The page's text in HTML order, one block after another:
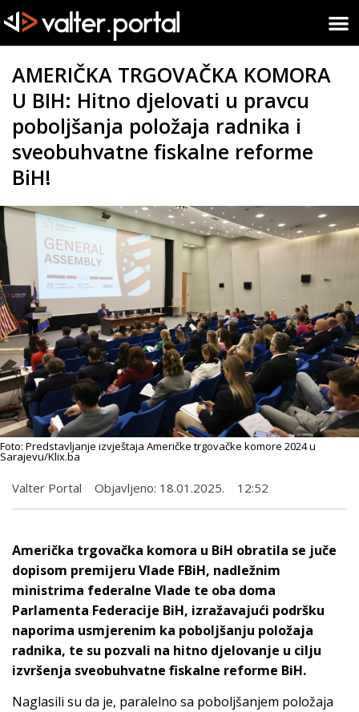
AMERIČKA TRGOVAČKA KOMORA
U BIH: Hitno djelovati u pravcu
poboljšanja položaja radnika i
sveobuhvatne fiskalne reforme
BiH!
Foto: Predstavljanje izvještaja Američke trgovačke komore 2024 u
Sarajevu/Klix.ba
Valter Portal Objavljeno: 18.01.2025. 12:52
Američka trgovačka komora u BiH obratila se juče
dopisom premijeru Vlade FBiH, nadležnim
ministrima federalne Vlade te oba doma
Parlamenta Federacije BiH, izražavajući podršku
naporima usmjerenim ka poboljšanju položaja
radnika, te su pozvali na hitno djelovanje u cilju
izvršenja sveobuhvatne fiskalne reforme BiH.
Naglasili su da je, paralelno sa poboljšanjem položaja